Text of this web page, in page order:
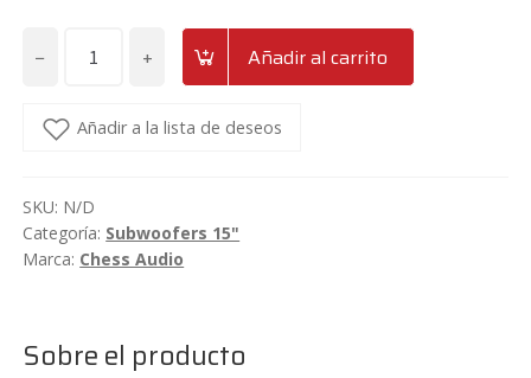
−
Subwoofer
15"
Audio
SBC1522/SBC1544
+ Añadir al carrito
Añadir a la lista de deseos
SKU: N/D
Categoría: Subwoofers 15"
Marca: Chess Audio
Sobre el producto